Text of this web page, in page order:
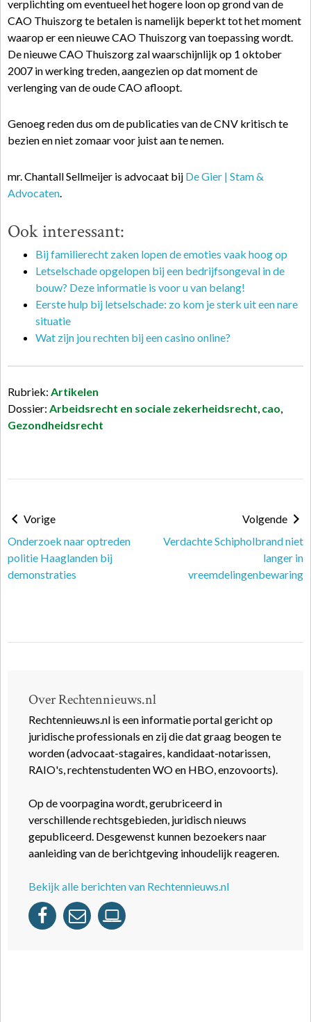
verplichting om eventueel het hogere loon op grond van de
CAO Thuiszorg te betalen is namelijk beperkt tot het moment
waarop er een nieuwe CAO Thuiszorg van toepassing wordt.
De nieuwe CAO Thuiszorg zal waarschijnlijk op 1 oktober
2007 in werking treden, aangezien op dat moment de
verlenging van de oude CAO afloopt.
Genoeg reden dus om de publicaties van de CNV kritisch te
bezien en niet zomaar voor juist aan te nemen.
mr. Chantall Sellmeijer is advocaat bij De Gier | Stam &
Advocaten.
Ook interessant:
Bij familierecht zaken lopen de emoties vaak hoog op
Letselschade opgelopen bij een bedrijfsongeval in de
bouw? Deze informatie is voor u van belang!
Eerste hulp bij letselschade: zo kom je sterk uit een nare
situatie
Wat zijn jou rechten bij een casino online?
Rubriek: Artikelen
Dossier: Arbeidsrecht en sociale zekerheidsrecht, cao,
Gezondheidsrecht
Vorige
Onderzoek naar optreden
politie Haaglanden bij
demonstraties
Volgende
Verdachte Schipholbrand niet
langer in
vreemdelingenbewaring
Over Rechtennieuws.nl
Rechtennieuws.nl is een informatie portal gericht op
juridische professionals en zij die dat graag beogen te
worden (advocaat-stagaires, kandidaat-notarissen,
RAIO's, rechtenstudenten WO en HBO, enzovoorts).
Op de voorpagina wordt, gerubriceerd in
verschillende rechtsgebieden, juridisch nieuws
gepubliceerd. Desgewenst kunnen bezoekers naar
aanleiding van de berichtgeving inhoudelijk reageren.
Bekijk alle berichten van Rechtennieuws.nl